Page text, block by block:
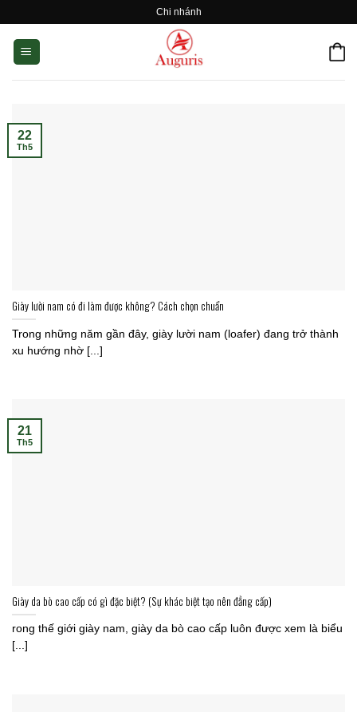
content
Chi nhánh
Giày lười nam có đi làm được không? Cách chọn chuẩn
Trong những năm gần đây, giày lười nam (loafer) đang trở thành
xu hướng nhờ [...]
22
Th5
Giày da bò cao cấp có gì đặc biệt? (Sự khác biệt tạo nên đẳng cấp)
rong thế giới giày nam, giày da bò cao cấp luôn được xem là biểu
[...]
21
Th5